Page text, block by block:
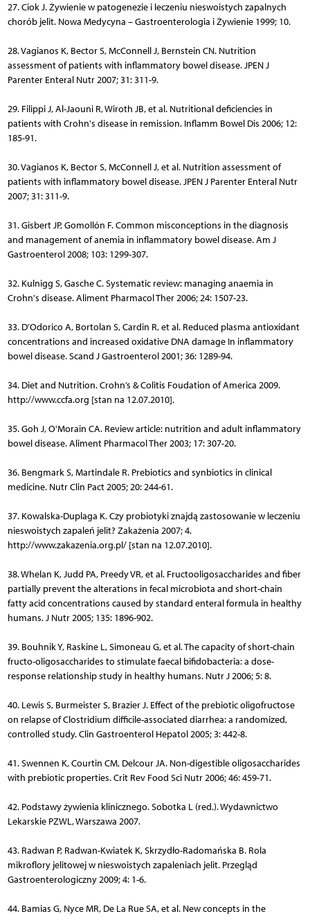
27. Ciok J. Żywienie w patogenezie i leczeniu nieswoistych zapalnych
chorób jelit. Nowa Medycyna – Gastroenterologia i Żywienie 1999; 10.
28. Vagianos K, Bector S, McConnell J, Bernstein CN. Nutrition
assessment of patients with inflammatory bowel disease. JPEN J
Parenter Enteral Nutr 2007; 31: 311-9.
29. Filippi J, Al-Jaouni R, Wiroth JB, et al. Nutritional deficiencies in
patients with Crohn's disease in remission. Inflamm Bowel Dis 2006; 12:
185-91.
30. Vagianos K, Bector S, McConnell J, et al. Nutrition assessment of
patients with inflammatory bowel disease. JPEN J Parenter Enteral Nutr
2007; 31: 311-9.
31. Gisbert JP, Gomollón F. Common misconceptions in the diagnosis
and management of anemia in inflammatory bowel disease. Am J
Gastroenterol 2008; 103: 1299-307.
32. Kulnigg S, Gasche C. Systematic review: managing anaemia in
Crohn's disease. Aliment Pharmacol Ther 2006; 24: 1507-23.
33. D’Odorico A, Bortolan S, Cardin R, et al. Reduced plasma antioxidant
concentrations and increased oxidative DNA damage In inflammatory
bowel disease. Scand J Gastroenterol 2001; 36: 1289-94.
34. Diet and Nutrition. Crohn’s & Colitis Foudation of America 2009.
http://www.ccfa.org [stan na 12.07.2010].
35. Goh J, O'Morain CA. Review article: nutrition and adult inflam­matory
bowel disease. Aliment Pharmacol Ther 2003; 17: 307-20.
36. Bengmark S, Martindale R. Prebiotics and synbiotics in clinical
medicine. Nutr Clin Pact 2005; 20: 244-61.
37. Kowalska-Duplaga K. Czy probiotyki znajdą zastosowanie w leczeniu
nieswoistych zapaleń jelit? Zakażenia 2007; 4.
http://www.zakazenia.org.pl/ [stan na 12.07.2010].
38. Whelan K, Judd PA, Preedy VR, et al. Fructooligosaccharides and fiber
partially prevent the alterations in fecal microbiota and short-chain
fatty acid concentrations caused by standard enteral formula in healthy
humans. J Nutr 2005; 135: 1896-902.
39. Bouhnik Y, Raskine L, Simoneau G, et al. The capacity of short-chain
fructo-oligosaccharides to stimulate faecal bifidobacteria: a dose-
response relationship study in healthy humans. Nutr J 2006; 5: 8.
40. Lewis S, Burmeister S, Brazier J. Effect of the prebiotic oligofructose
on relapse of Clostridium difficile-associated diarrhea: a randomized,
controlled study. Clin Gastroenterol Hepatol 2005; 3: 442-8.
41. Swennen K, Courtin CM, Delcour JA. Non-digestible oligosaccharides
with prebiotic properties. Crit Rev Food Sci Nutr 2006; 46: 459-71.
42. Podstawy żywienia klinicznego. Sobotka L (red.). Wydaw­nic­two
Lekarskie PZWL, Warszawa 2007.
43. Radwan P, Radwan-Kwiatek K, Skrzydło-Radomańska B. Rola
mikroflory jelitowej w nieswoistych zapaleniach jelit. Przegląd
Gastroenterologiczny 2009; 4: 1-6.
44. Bamias G, Nyce MR, De La Rue SA, et al. New concepts in the